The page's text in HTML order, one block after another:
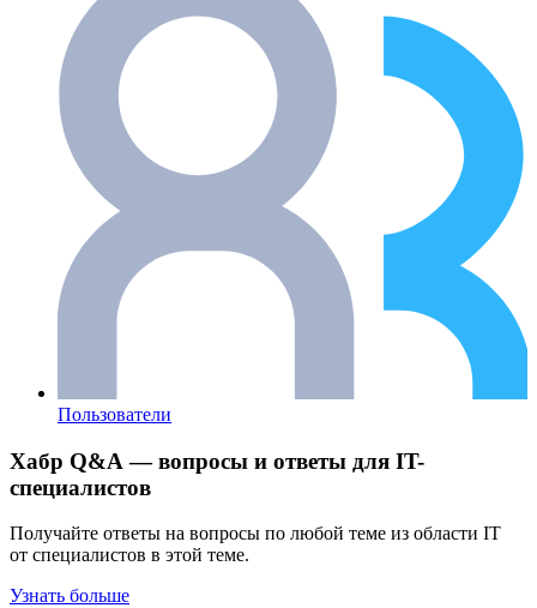
Пользователи
Хабр Q&A — вопросы и ответы для IT-
специалистов
Получайте ответы на вопросы по любой теме из области IT
от специалистов в этой теме.
Узнать больше